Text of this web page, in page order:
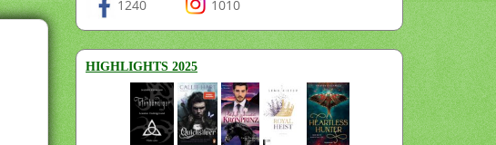
1240 1010
HIGHLIGHTS 2025